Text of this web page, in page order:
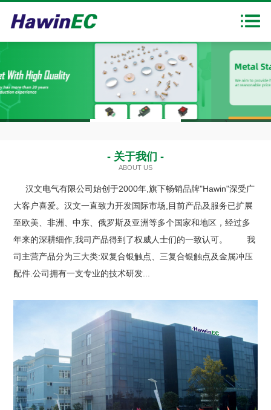
1 3
- 关于我们 -
ABOUT US
汉文电气有限公司始创于2000年,旗下畅销品牌"Hawin"深受广
大客户喜爱。汉文一直致力开发国际市场,目前产品及服务已扩展
至欧美、非洲、中东、俄罗斯及亚洲等多个国家和地区，经过多
年来的深耕细作,我司产品得到了权威人士们的一致认可。 我
司主营产品分为三大类:双复合银触点、三复合银触点及金属冲压
配件.公司拥有一支专业的技术研发...
走进汉文
新闻中心